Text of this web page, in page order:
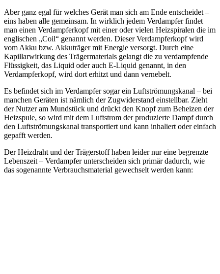
Aber ganz egal für welches Gerät man sich am Ende entscheidet –
eins haben alle gemeinsam. In wirklich jedem Verdampfer findet
man einen Verdampferkopf mit einer oder vielen Heizspiralen die im
englischen „Coil“ genannt werden. Dieser Verdampferkopf wird
vom Akku bzw. Akkuträger mit Energie versorgt. Durch eine
Kapillarwirkung des Trägermaterials gelangt die zu verdampfende
Flüssigkeit, das Liquid oder auch E-Liquid genannt, in den
Verdampferkopf, wird dort erhitzt und dann vernebelt.
Es befindet sich im Verdampfer sogar ein Luftströmungskanal – bei
manchen Geräten ist nämlich der Zugwiderstand einstellbar. Zieht
der Nutzer am Mundstück und drückt den Knopf zum Beheizen der
Heizspule, so wird mit dem Luftstrom der produzierte Dampf durch
den Luftströmungskanal transportiert und kann inhaliert oder einfach
gepafft werden.
Der Heizdraht und der Trägerstoff haben leider nur eine begrenzte
Lebenszeit – Verdampfer unterscheiden sich primär dadurch, wie
das sogenannte Verbrauchsmaterial gewechselt werden kann: